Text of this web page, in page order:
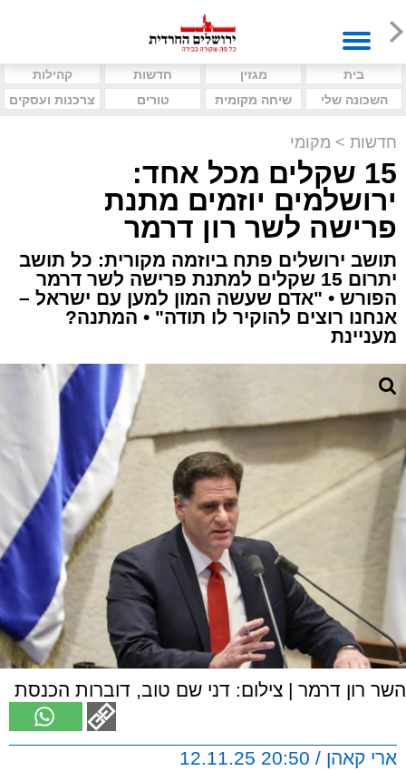
בית מגזין חדשות
קהילות
השכונה שלי
שיחה מקומית טורים צרכנות ועסקים
חדשות > מקומי
15 שקלים מכל אחד:
ירושלמים יוזמים מתנת
פרישה לשר רון דרמר
תושב ירושלים פתח ביוזמה מקורית: כל תושב
יתרום 15 שקלים למתנת פרישה לשר דרמר
הפורש • "אדם שעשה המון למען עם ישראל –
אנחנו רוצים להוקיר לו תודה" • המתנה?
מעניינת
השר רון דרמר | צילום: דני שם טוב, דוברות הכנסת
ארי קאהן / 20:50 12.11.25